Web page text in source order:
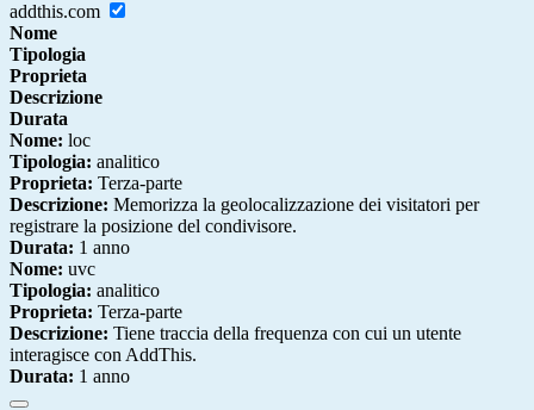
addthis.com
Nome
Tipologia
Proprieta
Descrizione
Durata
Nome: loc
Tipologia: analitico
Proprieta: Terza-parte
Descrizione: Memorizza la geolocalizzazione dei visitatori per
registrare la posizione del condivisore.
Durata: 1 anno
Nome: uvc
Tipologia: analitico
Proprieta: Terza-parte
Descrizione: Tiene traccia della frequenza con cui un utente
interagisce con AddThis.
Durata: 1 anno